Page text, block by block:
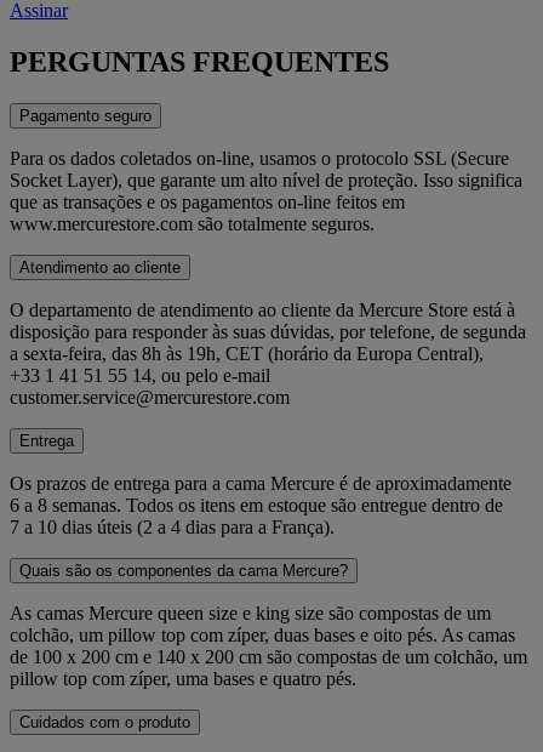
Assinar
PERGUNTAS FREQUENTES
Pagamento seguro
Para os dados coletados on-line, usamos o protocolo SSL (Secure
Socket Layer), que garante um alto nível de proteção. Isso significa
que as transações e os pagamentos on-line feitos em
www.mercurestore.com são totalmente seguros.
Atendimento ao cliente
O departamento de atendimento ao cliente da Mercure Store está à
disposição para responder às suas dúvidas, por telefone, de segunda
a sexta-feira, das 8h às 19h, CET (horário da Europa Central),
+33 1 41 51 55 14, ou pelo e-mail
customer.service@mercurestore.com
Entrega
Os prazos de entrega para a cama Mercure é de aproximadamente
6 a 8 semanas. Todos os itens em estoque são entregue dentro de
7 a 10 dias úteis (2 a 4 dias para a França).
Quais são os componentes da cama Mercure?
As camas Mercure queen size e king size são compostas de um
colchão, um pillow top com zíper, duas bases e oito pés. As camas
de 100 x 200 cm e 140 x 200 cm são compostas de um colchão, um
pillow top com zíper, uma bases e quatro pés.
Cuidados com o produto